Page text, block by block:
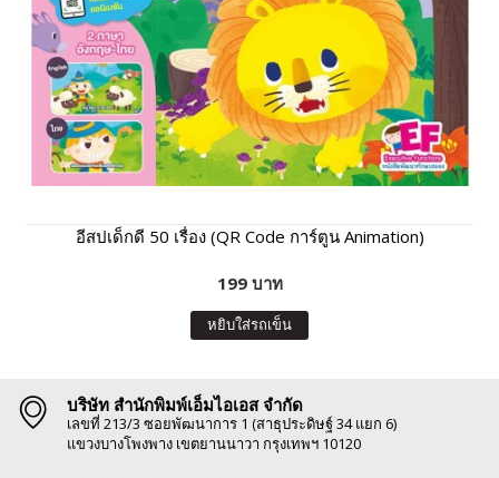
อีสปเด็กดี 50 เรื่อง (QR Code การ์ตูน Animation)
199 บาท
หยิบใส่รถเข็น
บริษัท สำนักพิมพ์เอ็มไอเอส จำกัด
เลขที่ 213/3 ซอยพัฒนาการ 1 (สาธุประดิษฐ์ 34 แยก 6)
แขวงบางโพงพาง เขตยานนาวา กรุงเทพฯ 10120